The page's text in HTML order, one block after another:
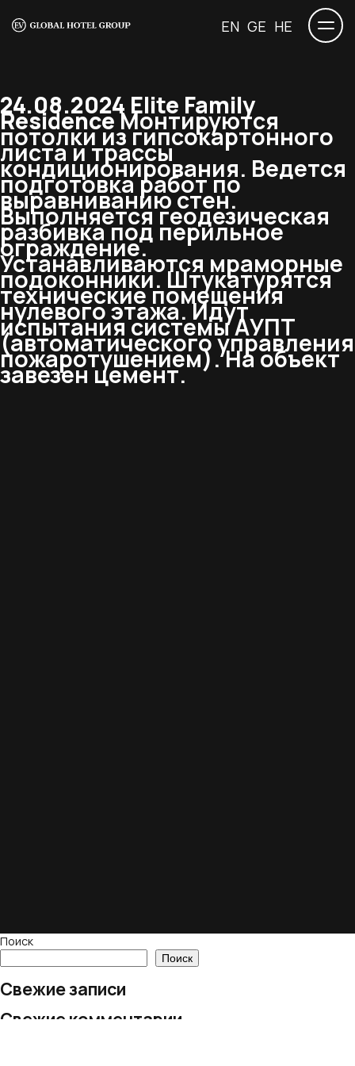
EN GE HE
24.08.2024 Elite Family
ResidenceМонтируются
потолки из гипсокартонного
листа и трассы
кондиционирования. Ведется
подготовка работ по
выравниванию стен.
Выполняется геодезическая
разбивка под перильное
ограждение.
Устанавливаются мраморные
подоконники. Штукатурятся
технические помещения
нулевого этажа. Идут
испытания системы АУПТ
(автоматического управления
пожаротушением). На объект
завезен цемент.
Поиск
Поиск
Свежие записи
Свежие комментарии